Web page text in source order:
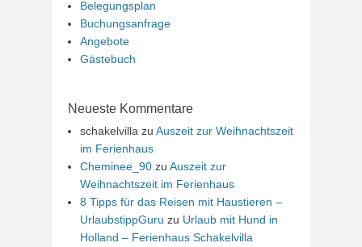
Belegungsplan
Buchungsanfrage
Angebote
Gästebuch
Neueste Kommentare
schakelvilla zu Auszeit zur Weihnachtszeit
im Ferienhaus
Cheminee_90 zu Auszeit zur
Weihnachtszeit im Ferienhaus
8 Tipps für das Reisen mit Haustieren –
UrlaubstippGuru zu Urlaub mit Hund in
Holland – Ferienhaus Schakelvilla